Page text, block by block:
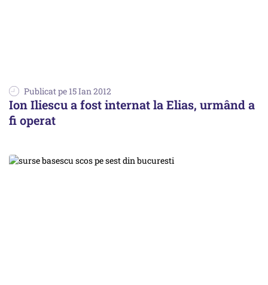
Publicat pe 15 Ian 2012
Ion Iliescu a fost internat la Elias, urmând a
fi operat